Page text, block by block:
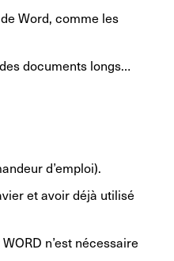
Word, comme les
documents longs…
d’emploi).
et avoir déjà utilisé
n’est nécessaire